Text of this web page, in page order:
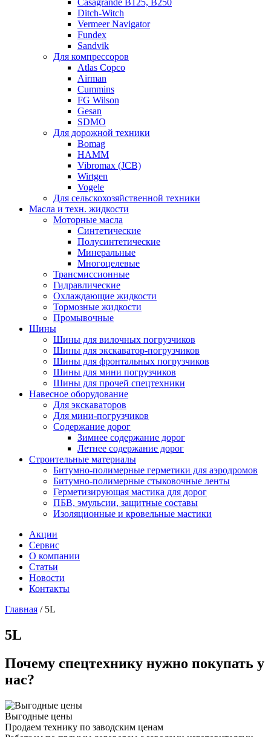
Ditch-Witch
Vermeer Navigator
Fundex
Sandvik
Для компрессоров
Atlas Copco
Airman
Cummins
FG Wilson
Gesan
SDMO
Для дорожной техники
Bomag
HAMM
Vibromax (JCB)
Wirtgen
Vogele
Для сельскохозяйственной техники
Масла и техн. жидкости
Моторные масла
Синтетические
Полусинтетические
Минеральные
Многоцелевые
Трансмиссионные
Гидравлические
Охлаждающие жидкости
Тормозные жидкости
Промывочные
Шины
Шины для вилочных погрузчиков
Шины для экскаватор-погрузчиков
Шины для фронтальных погрузчиков
Шины для мини погрузчиков
Шины для прочей спецтехники
Навесное оборудование
Для экскаваторов
Для мини-погрузчиков
Содержание дорог
Зимнее содержание дорог
Летнее содержание дорог
Строительные материалы
Битумно-полимерные герметики для аэродромов
Битумно-полимерные стыковочные ленты
Герметизирующая мастика для дорог
ПБВ, эмульсии, защитные составы
Изоляционные и кровельные мастики
Акции
Сервис
О компании
Статьи
Новости
Контакты
Главная / 5L
5L
Почему спецтехнику нужно покупать у
нас?
Выгодные цены
Продаем технику по заводским ценам